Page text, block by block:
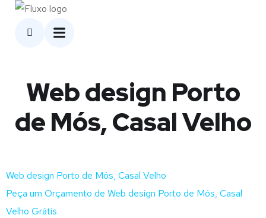
Web design Porto
de Mós, Casal Velho
Web design Porto de Mós, Casal Velho
Peça um Orçamento de Web design Porto de Mós, Casal
Velho Grátis